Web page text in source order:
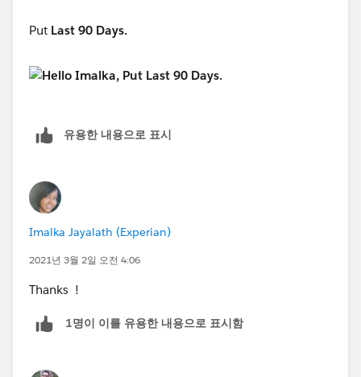
Put Last 90 Days.
유용한 내용으로 표시
Imalka Jayalath (Experian)
2021년 3월 2일 오전 4:06
Thanks !
1명이 이를 유용한 내용으로 표시함